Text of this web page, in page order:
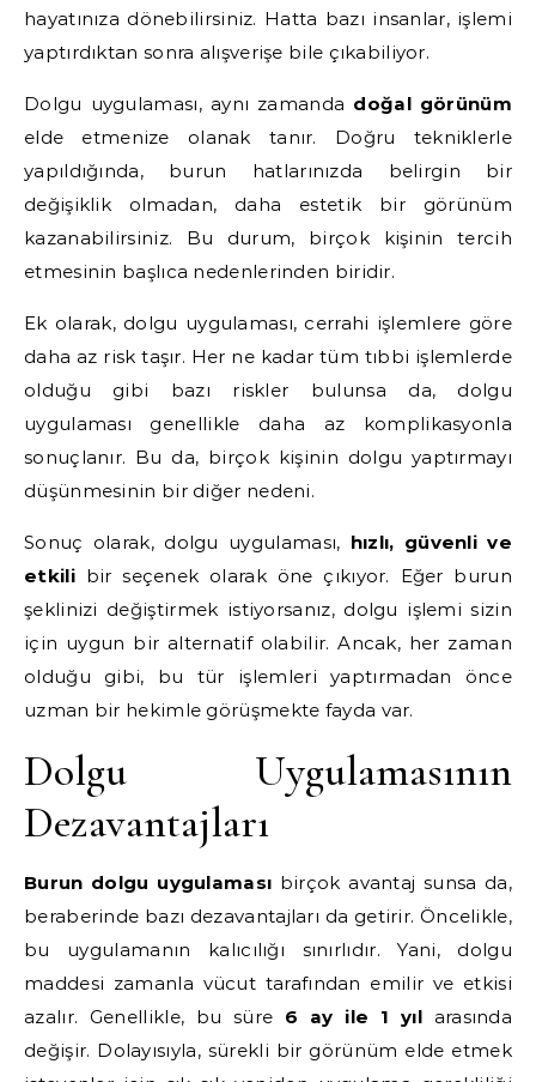
hayatınıza dönebilirsiniz. Hatta bazı insanlar, işlemi
yaptırdıktan sonra alışverişe bile çıkabiliyor.
Dolgu uygulaması, aynı zamanda doğal görünüm
elde etmenize olanak tanır. Doğru tekniklerle
yapıldığında, burun hatlarınızda belirgin bir
değişiklik olmadan, daha estetik bir görünüm
kazanabilirsiniz. Bu durum, birçok kişinin tercih
etmesinin başlıca nedenlerinden biridir.
Ek olarak, dolgu uygulaması, cerrahi işlemlere göre
daha az risk taşır. Her ne kadar tüm tıbbi işlemlerde
olduğu gibi bazı riskler bulunsa da, dolgu
uygulaması genellikle daha az komplikasyonla
sonuçlanır. Bu da, birçok kişinin dolgu yaptırmayı
düşünmesinin bir diğer nedeni.
Sonuç olarak, dolgu uygulaması, hızlı, güvenli ve
etkilibir seçenek olarak öne çıkıyor. Eğer burun
şeklinizi değiştirmek istiyorsanız, dolgu işlemi sizin
için uygun bir alternatif olabilir. Ancak, her zaman
olduğu gibi, bu tür işlemleri yaptırmadan önce
uzman bir hekimle görüşmekte fayda var.
Dolgu Uygulamasının
Dezavantajları
Burun dolgu uygulaması birçok avantaj sunsa da,
beraberinde bazı dezavantajları da getirir. Öncelikle,
bu uygulamanın kalıcılığı sınırlıdır. Yani, dolgu
maddesi zamanla vücut tarafından emilir ve etkisi
azalır. Genellikle, bu süre 6 ay ile 1 yılarasında
değişir. Dolayısıyla, sürekli bir görünüm elde etmek